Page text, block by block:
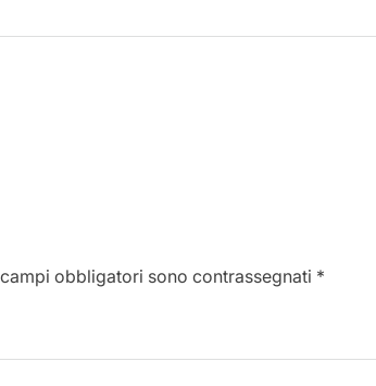
obbligatori sono contrassegnati *